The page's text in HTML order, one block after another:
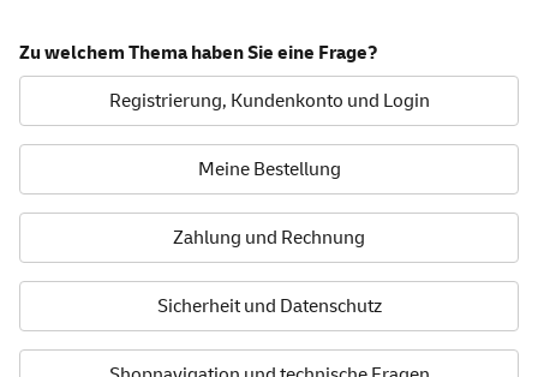
Zu welchem Thema haben Sie eine Frage?
Registrierung, Kundenkonto und Login
Meine Bestellung
Zahlung und Rechnung
Sicherheit und Datenschutz